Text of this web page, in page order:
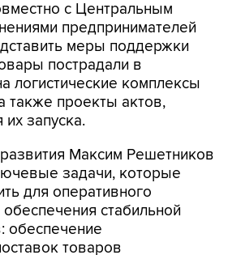
с Центральным
предпринимателей
меры поддержки
пострадали в
логистические комплексы
также проекты актов,
запуска.
Максим Решетников
задачи, которые
для оперативного
стабильной
обеспечение
товаров